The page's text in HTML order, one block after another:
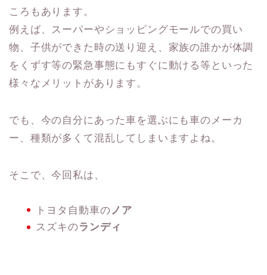
ころもあります。
例えば、スーパーやショッピングモールでの買い
物、子供ができた時の送り迎え、家族の誰かが体調
をくずす等の緊急事態にもすぐに動ける等といった
様々なメリットがあります。
でも、今の自分にあった車を選ぶにも車のメーカ
ー、種類が多くて混乱してしまいますよね。
そこで、今回私は、
トヨタ自動車の ノア
スズキのランディ